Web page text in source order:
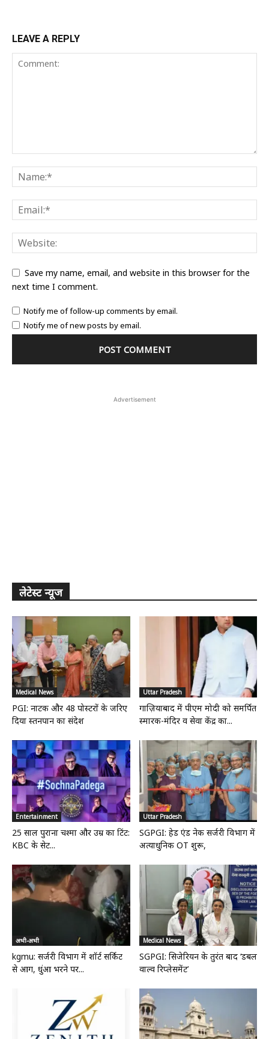
LEAVE A REPLY
Save my name, email, and website in this browser for the
next time I comment.
Notify me of follow-up comments by email.
Notify me of new posts by email.
Advertisement
लेटेस्ट न्यूज
Medical News
PGI: नाटक और 48 पोस्टरों के जरिए
दिया स्तनपान का संदेश
Uttar Pradesh
गाज़ियाबाद में पीएम मोदी को समर्पित
स्मारक-मंदिर व सेवा केंद्र का...
Entertainment
25 साल पुराना चश्मा और उम्र का टिंट:
KBC के सेट...
Uttar Pradesh
SGPGI: हेड एंड नेक सर्जरी विभाग में
अत्याधुनिक OT शुरू,
अभी-अभी
kgmu: सर्जरी विभाग में शॉर्ट सर्किट
से आग, धुंआ भरने पर...
Medical News
SGPGI: सिजेरियन के तुरंत बाद ‘डबल
वाल्व रिप्लेसमेंट’